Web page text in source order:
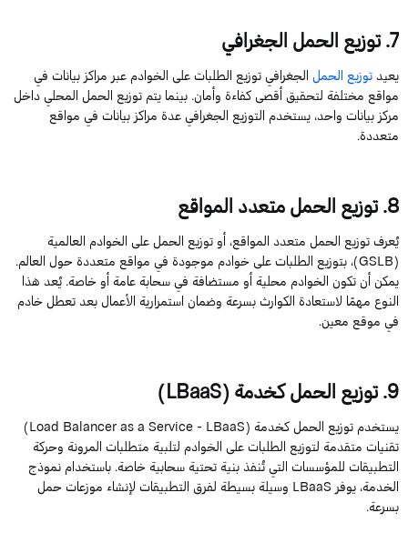
7. توزيع الحمل الجغرافي
يعيدتوزيع الحملالجغرافيتوزيع الطلبات على الخوادمعبر مراكز بيانات في
مواقع مختلفة لتحقيق أقصى كفاءة وأمان. بينما يتمتوزيع الحمل المحلي داخل
مركز بيانات واحد، يستخدم التوزيع الجغرافي عدة مراكز بيانات في مواقع
متعددة.
8. توزيع الحمل متعدد المواقع
يُعرف توزيع الحمل متعدد المواقع، أو توزيع الحمل على الخوادم العالمية
(
GSLB)، بتوزيع الطلباتعلىخوادم موجودة في مواقع متعددة حول العالم.
يمكن أن تكون الخوادم محلية أو مستضافةفي سحابة عامة أو خاصة. يُعد هذا
النوع مهمًا لاستعادة الكوارث بسرعة وضمان استمرارية الأعمال بعد تعطل خادم
في موقع معين.
9. توزيع الحمل كخدمة (LBaaS
)
يستخدم توزيع الحمل كخدمة ( Load BalancerasaService-LBaaS
)
تقنيات متقدمة لتوزيع الطلبات على الخوادم لتلبية متطلبات المرونة وحركة
التطبيقات للمؤسسات التي تُنفذ بنية تحتية سحابية خاصة. باستخدام نموذج
الخدمة، يوفرLBaaS وسيلة بسيطة لفرق التطبيقات لإنشاء موزعات حمل
بسرعة.